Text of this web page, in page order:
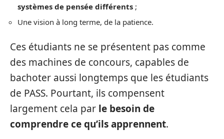
systèmes de pensée différents ;
Une vision à long terme, de la patience.
Ces étudiants ne se présentent pas comme
des machines de concours, capables de
bachoter aussi longtemps que les étudiants
de PASS. Pourtant, ils compensent
largement cela par le besoin de
comprendre ce qu’ils apprennent.